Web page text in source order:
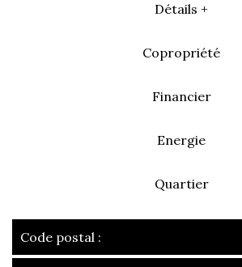
Détails +
Copropriété
Financier
Energie
Quartier
Code postal :